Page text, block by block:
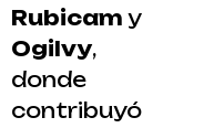
Rubicam y
Ogilvy,
donde
contribuyó